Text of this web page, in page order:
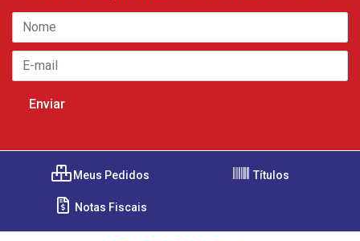
Meus Pedidos Títulos
Notas Fiscais